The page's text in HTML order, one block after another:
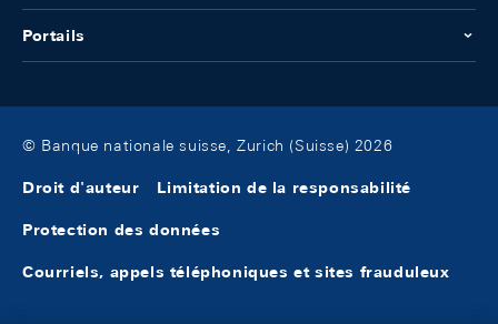
Portails
© Banque nationale suisse, Zurich (Suisse) 2026
Droit d'auteur Limitation de la responsabilité
Protection des données
Courriels, appels téléphoniques et sites frauduleux